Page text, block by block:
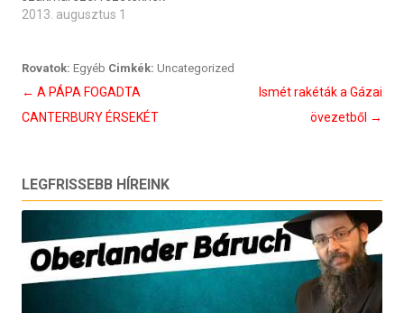
2013. augusztus 1
Rovatok: Egyéb Cimkék: Uncategorized
Bejegyzés
navigáció
← A PÁPA FOGADTA
CANTERBURY ÉRSEKÉT
Ismét rakéták a Gázai
övezetből →
LEGFRISSEBB HÍREINK